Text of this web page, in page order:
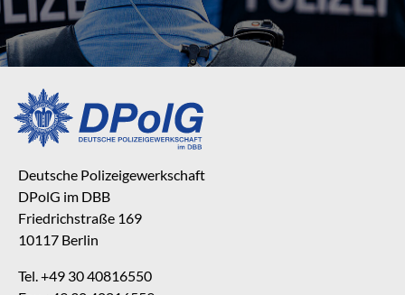
Deutsche Polizeigewerkschaft
DPolG im DBB
Friedrichstraße 169
10117 Berlin
Tel. +49 30 40816550